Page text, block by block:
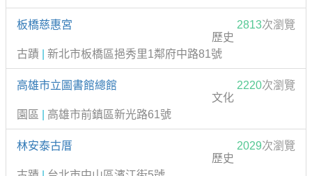
板橋慈惠宮 2813次瀏覽
歷史
古蹟
新北市板橋區挹秀里1鄰府中路81號
高雄市立圖書館總館 2220次瀏覽
文化
園區
高雄市前鎮區新光路61號
林安泰古厝 2029次瀏覽
歷史